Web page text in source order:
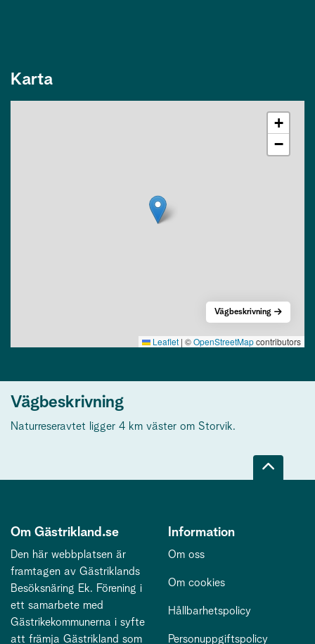
Karta
+
−
Leaflet | ©OpenStreetMapcontributors
Vägbeskrivning
Vägbeskrivning
Naturreseravtet ligger 4 km väster om Storvik.
Om Gästrikland.se
Den här webbplatsen är
framtagen av Gästriklands
Besöksnäring Ek. Förening i
ett samarbete med
Gästrikekommunerna i syfte
att främja Gästrikland som
Information
Om oss
Om cookies
Hållbarhetspolicy
Personuppgiftspolicy